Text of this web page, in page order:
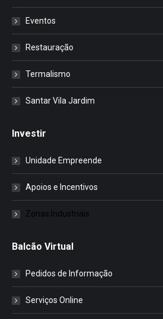
Eventos
Restauração
Termalismo
Santar Vila Jardim
Investir
Unidade Empreende
Apoios e Incentivos
Zonas Industriais
Balcão Virtual
Pedidos de Informação
Serviços Online